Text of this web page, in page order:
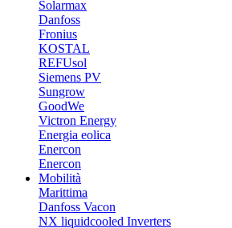
Solarmax
Danfoss
Fronius
KOSTAL
REFUsol
Siemens PV
Sungrow
GoodWe
Victron Energy
Energia eolica
Enercon
Enercon
Mobilità
Marittima
Danfoss Vacon
NX liquidcooled Inverters